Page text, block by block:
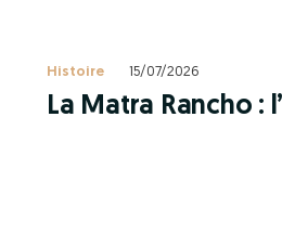
Histoire 15/07/2026
La Matra Rancho :